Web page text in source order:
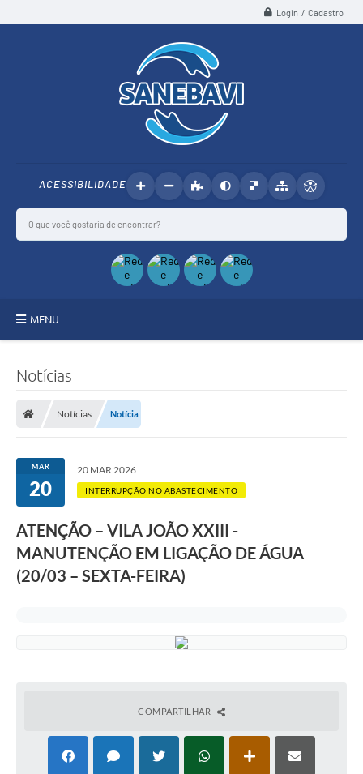
Login / Cadastro
ACESSIBILIDADE
MENU
ÁGUA
COMPRAS E LICITAÇÕES
CONTATOS
Legislação
Notícias
Notícias Notícia
MAR
20
20 MAR 2026
INTERRUPÇÃO NO ABASTECIMENTO
ATENÇÃO – VILA JOÃO XXIII -
MANUTENÇÃO EM LIGAÇÃO DE ÁGUA
(20/03 – SEXTA-FEIRA)
COMPARTILHAR